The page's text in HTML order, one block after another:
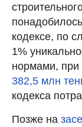
кодексе, по
1%
нормами, при
382,5 млн
кодекса
Позже на